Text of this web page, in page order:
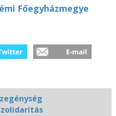
Főegyházmegye